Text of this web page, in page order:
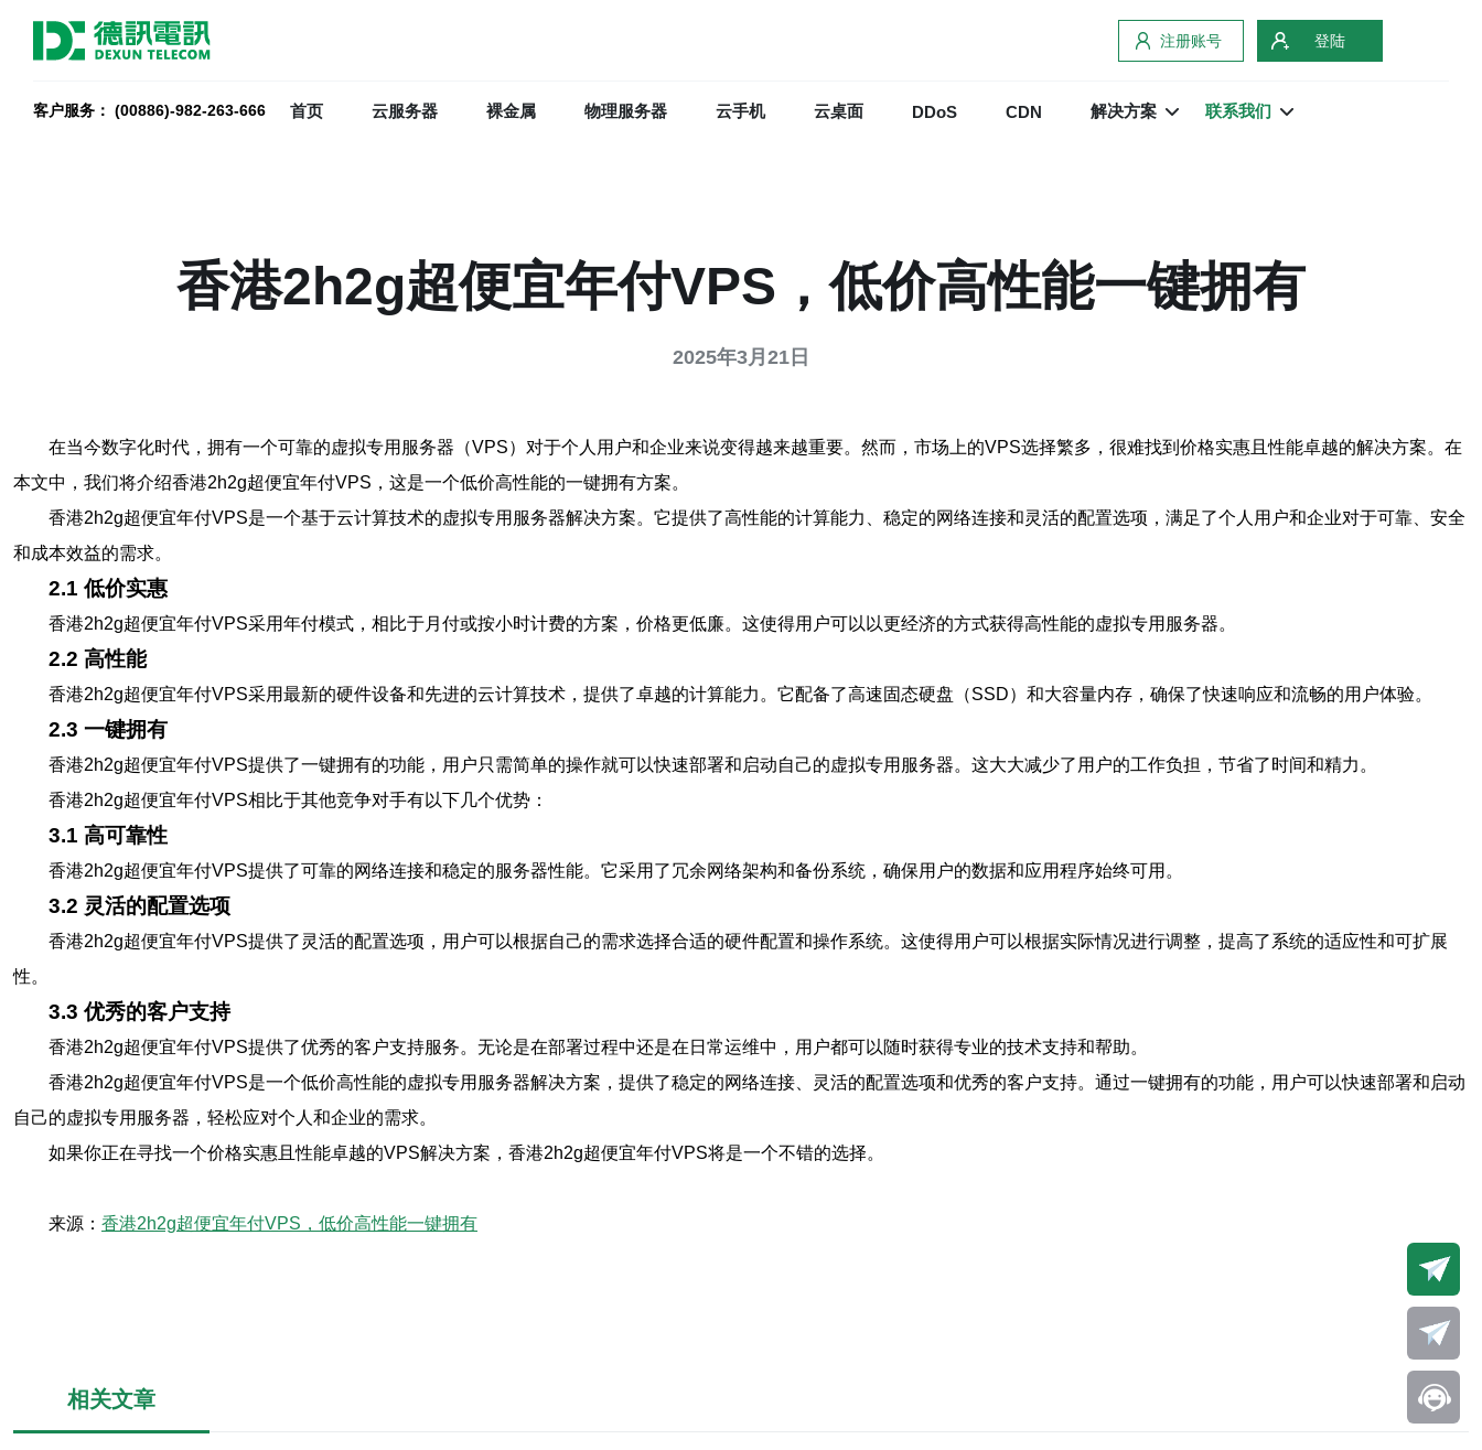
注册账号 登陆
客户服务： (00886)-982-263-666 首页 云服务器 裸金属 物理服务器 云手机 云桌面 DDoS CDN 解决方案 联系我们
香港2h2g超便宜年付VPS，低价高性能一键拥有
2025年3月21日
在当今数字化时代，拥有一个可靠的虚拟专用服务器（VPS）对于个人用户和企业来说变得越来越重要。然而，市场上的VPS选择繁多，很难找到价格实惠且性能卓越的解决方案。在
本文中，我们将介绍香港2h2g超便宜年付VPS，这是一个低价高性能的一键拥有方案。
香港2h2g超便宜年付VPS是一个基于云计算技术的虚拟专用服务器解决方案。它提供了高性能的计算能力、稳定的网络连接和灵活的配置选项，满足了个人用户和企业对于可靠、安全
和成本效益的需求。
2.1 低价实惠
香港2h2g超便宜年付VPS采用年付模式，相比于月付或按小时计费的方案，价格更低廉。这使得用户可以以更经济的方式获得高性能的虚拟专用服务器。
2.2 高性能
香港2h2g超便宜年付VPS采用最新的硬件设备和先进的云计算技术，提供了卓越的计算能力。它配备了高速固态硬盘（SSD）和大容量内存，确保了快速响应和流畅的用户体验。
2.3 一键拥有
香港2h2g超便宜年付VPS提供了一键拥有的功能，用户只需简单的操作就可以快速部署和启动自己的虚拟专用服务器。这大大减少了用户的工作负担，节省了时间和精力。
香港2h2g超便宜年付VPS相比于其他竞争对手有以下几个优势：
3.1 高可靠性
香港2h2g超便宜年付VPS提供了可靠的网络连接和稳定的服务器性能。它采用了冗余网络架构和备份系统，确保用户的数据和应用程序始终可用。
3.2 灵活的配置选项
香港2h2g超便宜年付VPS提供了灵活的配置选项，用户可以根据自己的需求选择合适的硬件配置和操作系统。这使得用户可以根据实际情况进行调整，提高了系统的适应性和可扩展
性。
3.3 优秀的客户支持
香港2h2g超便宜年付VPS提供了优秀的客户支持服务。无论是在部署过程中还是在日常运维中，用户都可以随时获得专业的技术支持和帮助。
香港2h2g超便宜年付VPS是一个低价高性能的虚拟专用服务器解决方案，提供了稳定的网络连接、灵活的配置选项和优秀的客户支持。通过一键拥有的功能，用户可以快速部署和启动
自己的虚拟专用服务器，轻松应对个人和企业的需求。
如果你正在寻找一个价格实惠且性能卓越的VPS解决方案，香港2h2g超便宜年付VPS将是一个不错的选择。
来源： 香港2h2g超便宜年付VPS，低价高性能一键拥有
相关文章